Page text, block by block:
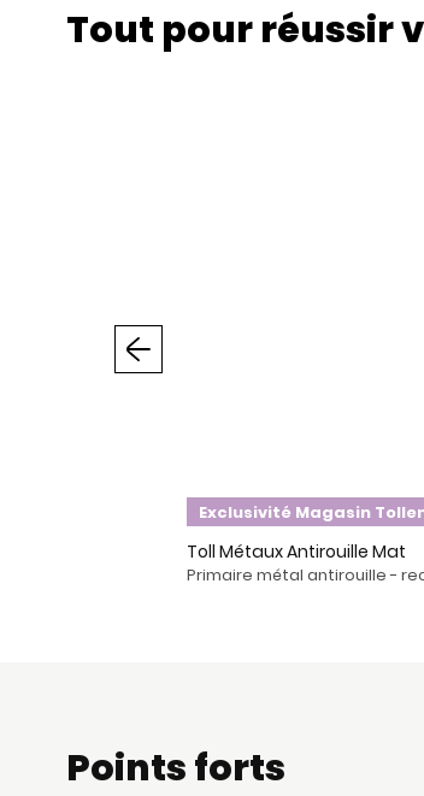
Tout pour réussir
Exclusivité Magasin
Toll Métaux Antirouille Mat
Primaire métal antirouille -
Points forts